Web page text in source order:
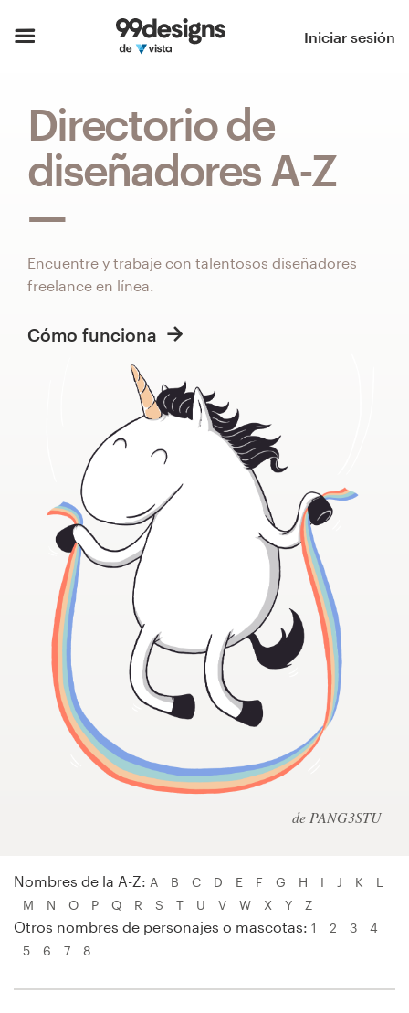
Iniciar sesión
Directorio de
diseñadores A-Z
Encuentre y trabaje con talentosos diseñadores
freelance en línea.
Cómo funciona
de PANG3STU
Nombres de la A-Z: A B C D E F G H I J K
L
M
N O P Q R S T U V W X Y Z
Otros nombres de personajes o mascotas: 1 2 3
4
5
6 7 8
Cómo es
Encontrar un diseñador
Inspiración
99designs Pro
Concursos de diseño
Proyectos 1-1
Encontrar un diseñador
Descubra la inspiración
99designs Studio
99designs Pro
Tarjeta de presentación
Diseño de páginas web